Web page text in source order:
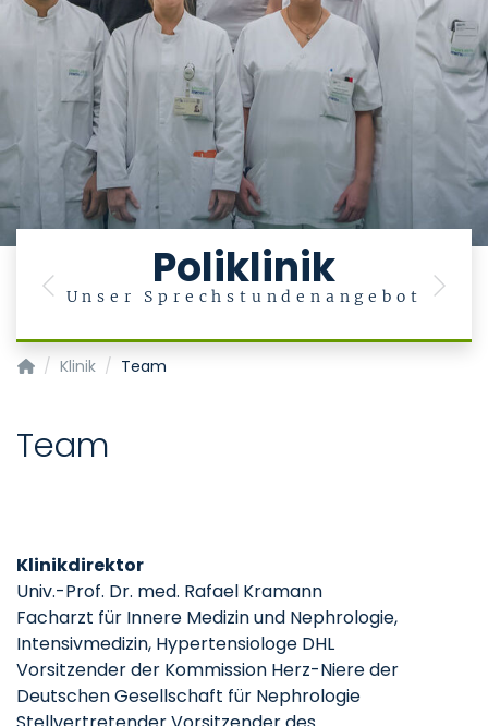
Poliklinik
Unser Sprechstundenangebot
Previous Next
Klinik für Nieren- und Hochdruckkrankheiten,
Klinik Team
Team
Klinikdirektor
Univ.-Prof. Dr. med. Rafael Kramann
Facharzt für Innere Medizin und Nephrologie,
Intensivmedizin, Hypertensiologe DHL
Vorsitzender der Kommission Herz-Niere der
Deutschen Gesellschaft für Nephrologie